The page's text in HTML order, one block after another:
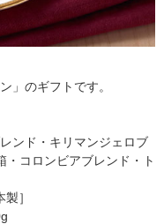
」のギフトです。
ンド・キリマンジェロブ
コロンビアブレンド・ト
］